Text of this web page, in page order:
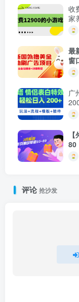
收
家
最
窗
广
80
评论抢沙发